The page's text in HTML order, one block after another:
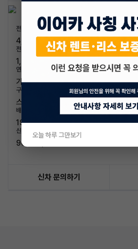
전장/전폭
4,379mm / 1,801mm
전고/축고
1,281mm / 2,475mm
연료/연비
가솔린 / 9.4km/L
구분/좌석
스포츠카 / 2인승
배기량
1988cc
신차가격
96,300,000원
신차 문의하기
오늘 하루 그만보기